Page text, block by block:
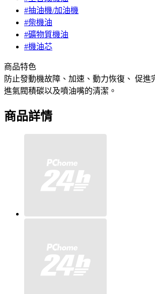
#抽油機/加油機
#柴機油
#礦物質機油
#機油芯
商品特色
防止發動機故障、加速、動力恢復、 促進
進氣閥積碳以及噴油嘴的清潔。
商品詳情